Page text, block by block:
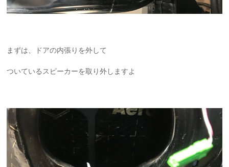
まずは、ドアの内張りを外して
ついているスピーカーを取り外しますよ